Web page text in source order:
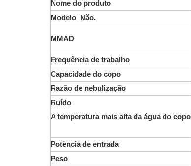
Nome do produto
Modelo Não.
MMAD
Frequência de trabalho
Capacidade do copo
Razão de nebulização
Ruído
A temperatura mais alta da água do copo
Potência de entrada
Peso